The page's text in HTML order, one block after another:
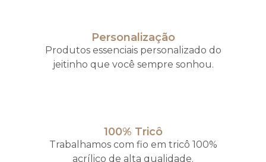
Personalização
Produtos essenciais personalizado do
jeitinho que você sempre sonhou.
100% Tricô
Trabalhamos com fio em tricô 100%
acrílico de alta qualidade.